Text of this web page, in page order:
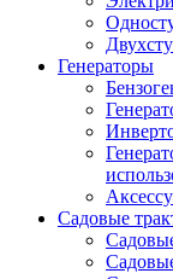
Генераторы
Садовые